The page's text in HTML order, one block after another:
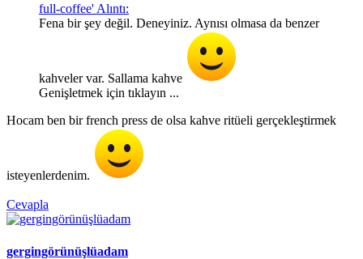
full-coffee' Alıntı:
Fena bir şey değil. Deneyiniz. Aynısı olmasa da benzer
kahveler var. Sallama kahve
Genişletmek için tıklayın ...
Hocam ben bir french press de olsa kahve ritüeli gerçekleştirmek
isteyenlerdenim.
Cevapla
gergingörünüşlüadam